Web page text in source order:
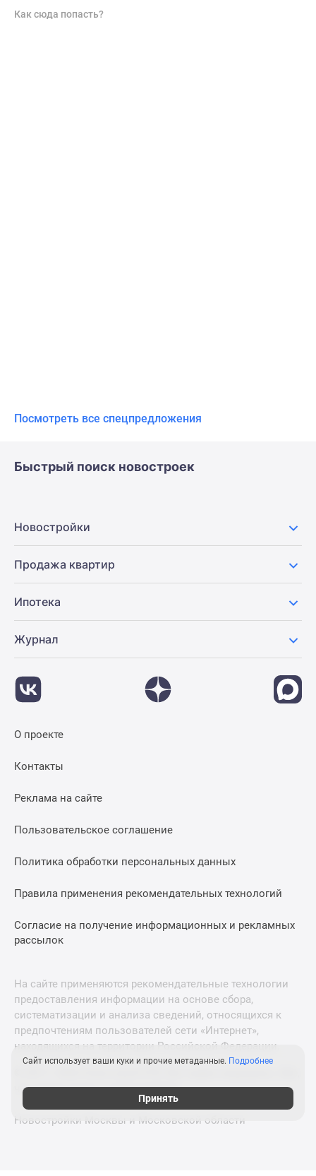
Как сюда попасть?
Посмотреть все спецпредложения
Быстрый поиск новостроек
Новостройки
Продажа квартир
Ипотека
Журнал
О проекте
Контакты
Реклама на сайте
Пользовательское соглашение
Политика обработки персональных данных
Правила применения рекомендательных технологий
Согласие на получение информационных и рекламных
рассылок
На сайте применяются рекомендательные технологии
предоставления информации на основе сбора,
систематизации и анализа сведений, относящихся к
предпочтениям пользователей сети «Интернет»,
находящихся на территории Российской Федерации.
что нужно знать о новостройках
Новостройки Москвы и Московской области
Сайт использует ваши куки и прочие метаданные. Подробнее
Принять